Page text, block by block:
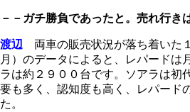
－－ガチ勝負であったと。売れ行き
渡辺 両車の販売状況が落ち着いた
月）のデータによると、レパードは
ラは約２９００台です。ソアラは初
要も多く、認知度も高く、レパード
た。